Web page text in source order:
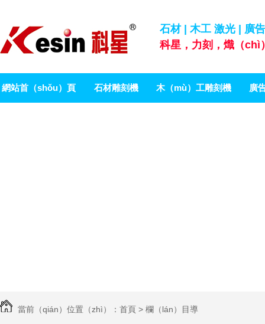
石材 | 木工 激光 | 廣
科星，力刻，熾（chì
網站首（shǒu）頁 石材雕刻機 木（mù）工雕刻機 廣
當前（qián）位置（zhì）： 首頁 > 欄（lán）目導